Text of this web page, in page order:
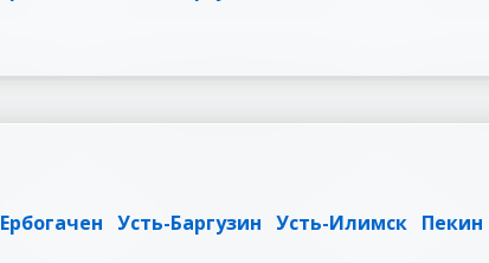
Ербогачен Усть-Баргузин Усть-Илимск Пекин